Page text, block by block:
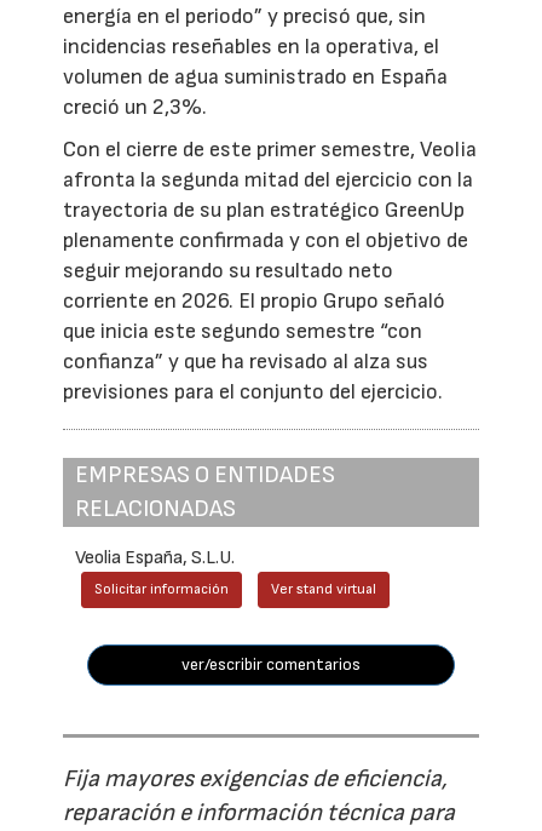
energía en el periodo” y precisó que, sin
incidencias reseñables en la operativa, el
volumen de agua suministrado en España
creció un 2,3%.
Con el cierre de este primer semestre, Veolia
afronta la segunda mitad del ejercicio con la
trayectoria de su plan estratégico GreenUp
plenamente confirmada y con el objetivo de
seguir mejorando su resultado neto
corriente en 2026. El propio Grupo señaló
que inicia este segundo semestre “con
confianza” y que ha revisado al alza sus
previsiones para el conjunto del ejercicio.
EMPRESAS O ENTIDADES
RELACIONADAS
Veolia España, S.L.U.
Solicitar información Ver stand virtual
ver/escribir comentarios
Fija mayores exigencias de eficiencia,
reparación e información técnica para